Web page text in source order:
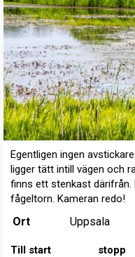
Egentligen ingen
ligger tätt intill vägen och
finns ett stenkast därifrån.
fågeltorn. Kameran redo!
Ort Uppsala
Till start
stopp